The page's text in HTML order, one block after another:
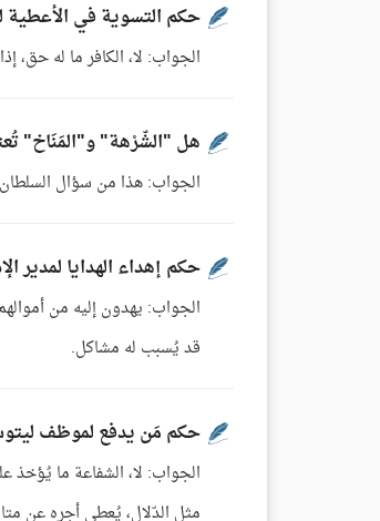
حكم التسوية في الأعطية
الجواب: لا، الكافر ما له حق،
هل "الشّرْهة" و"المَنَاخ"
الجواب: هذا من سؤال السلطان
حكم إهداء الهدايا لمدير
الجواب: يهدون إليه من
قد يُسبب له مشاكل.
حكم مَن يدفع لموظف
الجواب: لا، الشفاعة ما يُؤخذ
مثل الدّلال، يُعطى أجره عن